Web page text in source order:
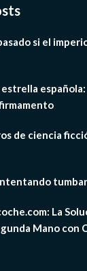
si el
estrella
de ciencia
tumbar
La
Mano con